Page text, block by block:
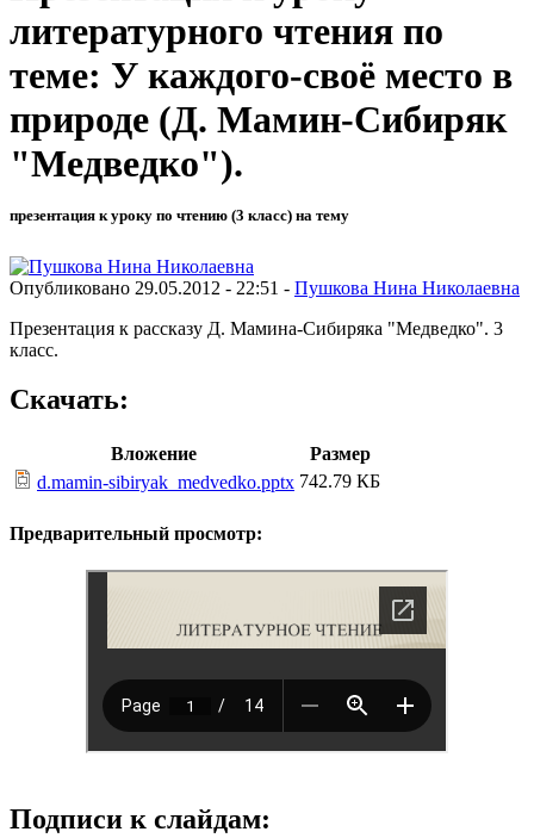
литературного чтения по
теме: У каждого-своё место в
природе (Д. Мамин-Сибиряк
"Медведко").
презентация к уроку по чтению (3 класс) на тему
Опубликовано 29.05.2012 - 22:51 - Пушкова Нина Николаевна
Презентация к рассказу Д. Мамина-Сибиряка "Медведко". 3
класс.
Скачать:
Вложение
Размер
d.mamin-sibiryak_medvedko.pptx 742.79 КБ
Предварительный просмотр:
Подписи к слайдам: